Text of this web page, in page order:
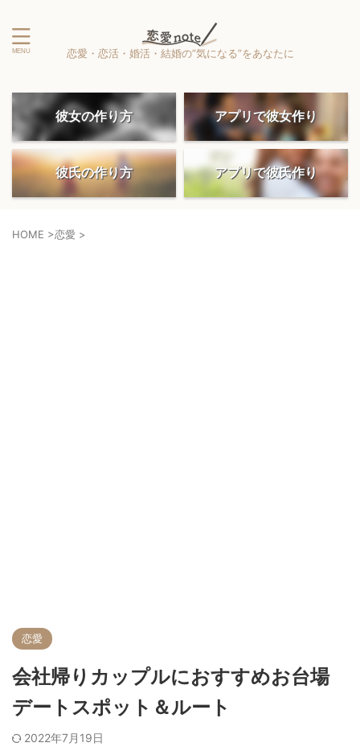
恋愛・恋活・婚活・結婚の”気になる”をあなたに
彼女の作り方 アプリで彼女作り
彼氏の作り方 アプリで彼氏作り
HOME >恋愛 >
恋愛
会社帰りカップルにおすすめお台場
デートスポット＆ルート
2022年7月19日